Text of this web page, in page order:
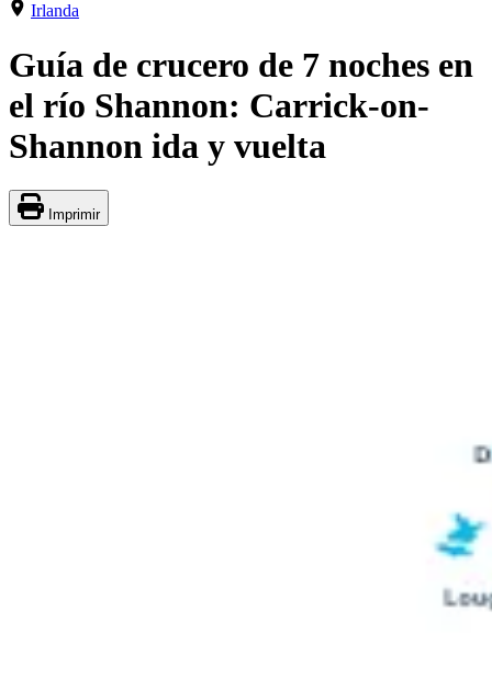
Irlanda
Guía de crucero de 7 noches en
el río Shannon: Carrick-on-
Shannon ida y vuelta
Imprimir